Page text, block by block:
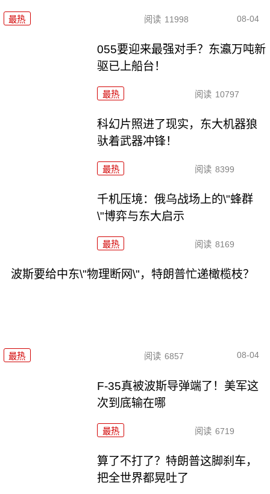
最热 阅读 11998 08-04
055要迎来最强对手？东瀛万吨新
驱已上船台！
最热 阅读 10797
科幻片照进了现实，东大机器狼
驮着武器冲锋！
最热 阅读 8399
千机压境：俄乌战场上的\"蜂群
\"博弈与东大启示
最热 阅读 8169
波斯要给中东\"物理断网\"，特朗普忙递橄榄枝？
最热 阅读 6857 08-04
F-35真被波斯导弹端了！美军这
次到底输在哪
最热 阅读 6719
算了不打了？特朗普这脚刹车，
把全世界都晃吐了